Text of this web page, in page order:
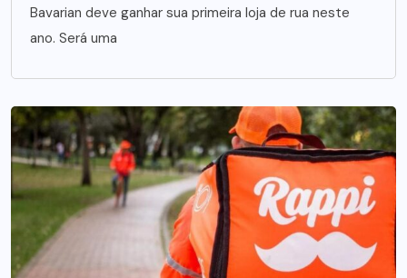
Bavarian deve ganhar sua primeira loja de rua neste
ano. Será uma